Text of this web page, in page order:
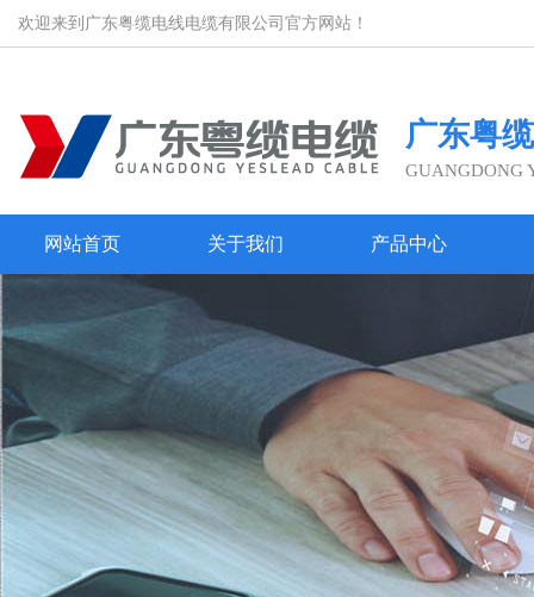
欢迎来到广东粤缆电线电缆有限公司官方网站！
广东粤
GUANGDONG
网站首页 关于我们 产品中心